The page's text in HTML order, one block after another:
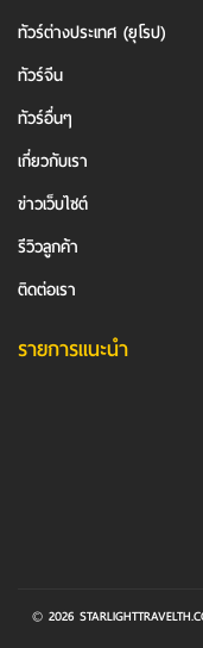
ทัวร์ต่างประเทศ (ยุโรป)
ทัวร์จีน
ทัวร์อื่นๆ
เกี่ยวกับเรา
ข่าวเว็บไซต์
รีวิวลูกค้า
ติดต่อเรา
รายการแนะนำ
© 2026